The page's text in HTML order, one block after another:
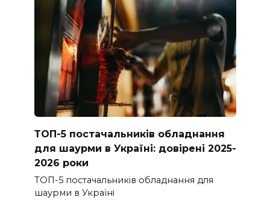
ТОП-5 постачальників обладнання
для шаурми в Україні: довірені 2025-
2026 роки
ТОП-5 постачальників обладнання для
шаурми в Україні